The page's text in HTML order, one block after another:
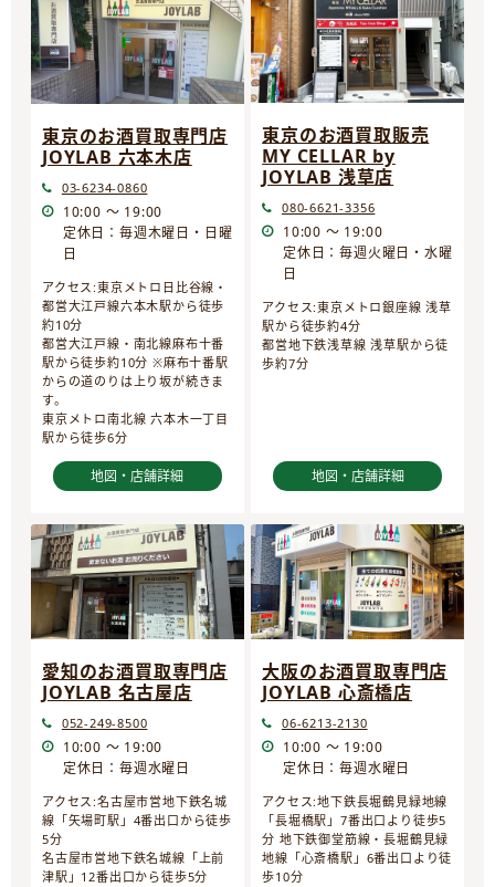
東京のお酒買取専門店
JOYLAB 六本木店
03-6234-0860
10:00 ～ 19:00
定休日：毎週木曜日・日曜
日
アクセス:東京メトロ日比谷線・
都営大江戸線六本木駅から徒歩
約10分
都営大江戸線・南北線麻布十番
駅から徒歩約10分 ※麻布十番駅
からの道のりは上り坂が続きま
す。
東京メトロ南北線 六本木一丁目
駅から徒歩6分
地図・店舗詳細
東京のお酒買取販売
MY CELLAR by
JOYLAB 浅草店
080-6621-3356
10:00 ～ 19:00
定休日：毎週火曜日・水曜
日
アクセス:東京メトロ銀座線 浅草
駅から徒歩約4分
都営地下鉄浅草線 浅草駅から徒
歩約7分
地図・店舗詳細
愛知のお酒買取専門店
JOYLAB 名古屋店
052-249-8500
10:00 ～ 19:00
定休日：毎週水曜日
アクセス:名古屋市営地下鉄名城
線「矢場町駅」4番出口から徒歩
5分
名古屋市営地下鉄名城線「上前
津駅」12番出口から徒歩5分
大阪のお酒買取専門店
JOYLAB 心斎橋店
06-6213-2130
10:00 ～ 19:00
定休日：毎週水曜日
アクセス:地下鉄長堀鶴見緑地線
「長堀橋駅」7番出口より徒歩5
分 地下鉄御堂筋線・長堀鶴見緑
地線「心斎橋駅」6番出口より徒
歩10分